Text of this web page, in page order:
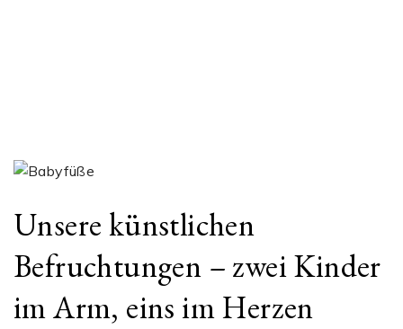
Unsere künstlichen
Befruchtungen – zwei Kinder
im Arm, eins im Herzen